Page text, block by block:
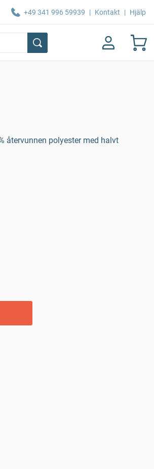
+49 341 996 59939 | Kontakt | Hjälp
återvunnen polyester med halvt